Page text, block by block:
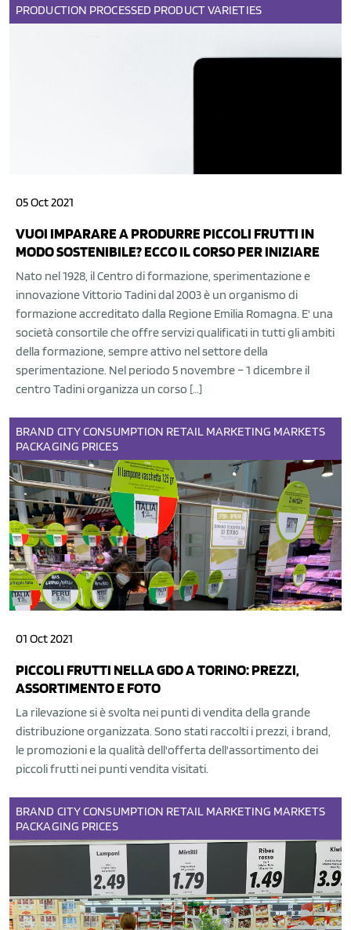
PRODUCTION PROCESSED PRODUCTVARIETIES
05 Oct 2021
VUOI IMPARARE A PRODURRE PICCOLI FRUTTI IN
MODO SOSTENIBILE? ECCO IL CORSO PER INIZIARE
Nato nel 1928, il Centro di formazione, sperimentazione e
innovazione Vittorio Tadini dal 2003 è un organismo di
formazione accreditato dalla Regione Emilia Romagna. E' una
società consortile che offre servizi qualificati in tutti gli ambiti
della formazione, sempre attivo nel settore della
sperimentazione. Nel periodo 5 novembre – 1 dicembre il
centro Tadini organizza un corso […]
BRAND CITYCONSUMPTION RETAIL MARKETING MARKETS
PACKAGING PRICES
01 Oct 2021
PICCOLI FRUTTI NELLA GDO A TORINO: PREZZI,
ASSORTIMENTO E FOTO
La rilevazione si è svolta nei punti di vendita della grande
distribuzione organizzata. Sono stati raccolti i prezzi, i brand,
le promozioni e la qualità dell'offerta dell'assortimento dei
piccoli frutti nei punti vendita visitati.
BRAND CITYCONSUMPTION RETAIL MARKETING MARKETS
PACKAGING PRICES